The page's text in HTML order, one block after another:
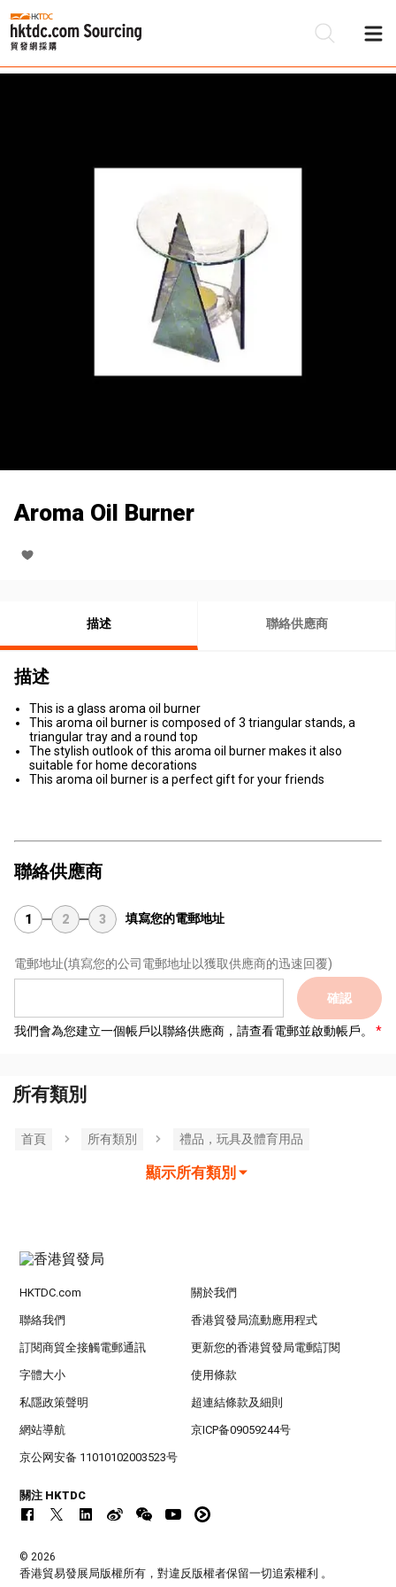
Aroma Oil Burner
描述 聯絡供應商
描述
This is a glass aroma oil burner
This aroma oil burner is composed of 3 triangular stands, a
triangular tray and a round top
The stylish outlook of this aroma oil burner makes it also
suitable for home decorations
This aroma oil burner is a perfect gift for your friends
聯絡供應商
1 2 3 填寫您的電郵地址
電郵地址(填寫您的公司電郵地址以獲取供應商的迅速回覆)
確認
我們會為您建立一個帳戶以聯絡供應商，請查看電郵並啟動帳戶。
所有類別
首頁 所有類別 禮品，玩具及體育用品
顯示所有類別
HKTDC.com 關於我們
聯絡我們 香港貿發局流動應用程式
訂閱商貿全接觸電郵通訊 更新您的香港貿發局電郵訂閱
字體大小 使用條款
私隱政策聲明 超連結條款及細則
網站導航 京ICP备09059244号
京公网安备 11010102003523号
關注 HKTDC
© 2026
香港貿易發展局版權所有，對違反版權者保留一切追索權利 。